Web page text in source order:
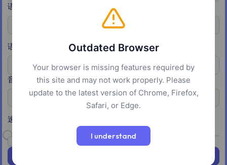
语言
语音
heart female
音频格式
MP3
速度 (1.0)
启用词语时间戳(仅限英语)
Outdated Browser
Your browser is missing features required by
this site and may not work properly. Please
update to the latest version of Chrome, Firefox,
Safari, or Edge.
I understand